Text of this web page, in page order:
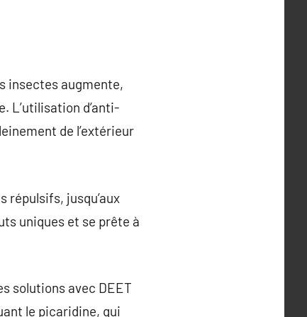
insectes augmente,
L’utilisation d’anti-
de l’extérieur
répulsifs, jusqu’aux
uniques et se prête à
solutions avec DEET
le picaridine, qui